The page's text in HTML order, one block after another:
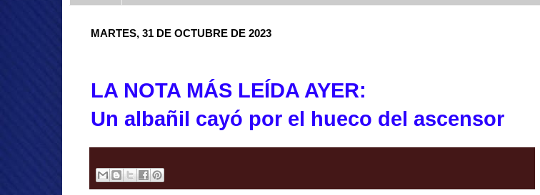
MARTES, 31 DE OCTUBRE DE 2023
LA NOTA MÁS LEÍDA AYER:
Un albañil cayó por el hueco del ascensor